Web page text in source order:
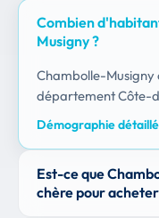
Combien
Musigny ?
Chambolle-Musigny
département Côte-
Démographie
Est-ce que
chère pour